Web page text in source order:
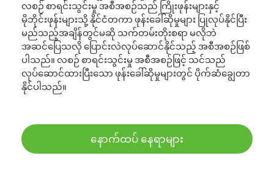
လစဉ် စာရင်းသွင်းမှု အစီအစဉ်သည် ကြိုးဖုန်းများနှင့်
မိုဘိုင်းဖုန်းများသို့ နိုင်ငံတကာ ဖုန်းခေါ်ဆိုမှုများ ပြုလုပ်နိုင်ပြီး
မည်သည့်အချိန်တွင်မဆို သက်တမ်းတိုးစရာ မလိုဘဲ
အဆင်ပြေသလို ပြောင်းလဲလုပ်ဆောင်နိုင်သည့် အစီအစဉ်ဖြစ်
ပါသည်။ လစဉ် စာရင်းသွင်းမှု အစီအစဉ်ဖြင့် သင်သည်
လုပ်ဆောင်ထားပြီးသော ဖုန်းခေါ်ဆိုမှုများတွင် ပိုက်ဆံချွေတာ
နိုင်ပါသည်။
နောက်ထပ် နေရာများ